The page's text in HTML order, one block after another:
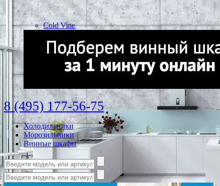
Cold Vine
8 (495) 177-56-75
Холодильники
Морозильники
Винные шкафы